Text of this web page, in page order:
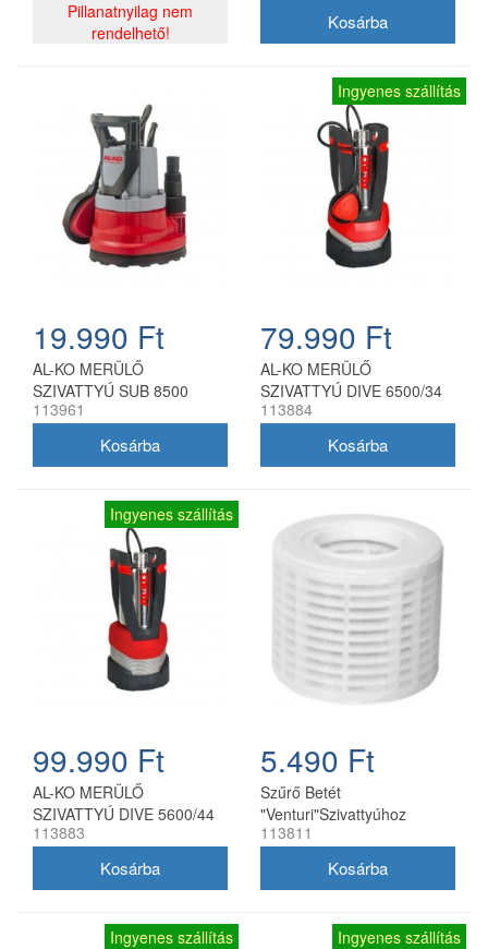
Pillanatnyilag nem
rendelhető!
19.990 Ft
AL-KO MERÜLŐ
SZIVATTYÚ SUB 8500
EASY
113961
Ingyenes szállítás
79.990 Ft
AL-KO MERÜLŐ
SZIVATTYÚ DIVE 6500/34
113884
Ingyenes szállítás
99.990 Ft
AL-KO MERÜLŐ
SZIVATTYÚ DIVE 5600/44
113883
5.490 Ft
Szűrő Betét
"Venturi"Szivattyúhoz
113811
Ingyenes szállítás Ingyenes szállítás